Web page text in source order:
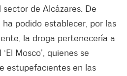
de Alcázares. De
podido establecer, por las
la droga pertenecería a
Mosco’, quienes se
estupefacientes en las